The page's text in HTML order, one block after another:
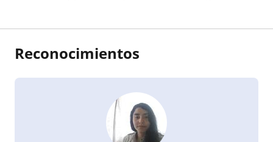
Reconocimientos